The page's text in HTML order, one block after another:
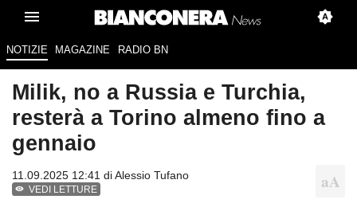
NOTIZIE MAGAZINE RADIO BN
Milik, no a Russia e Turchia,
resterà a Torino almeno fino a
gennaio
11.09.2025 12:41 diAlessio Tufano
VEDI LETTURE